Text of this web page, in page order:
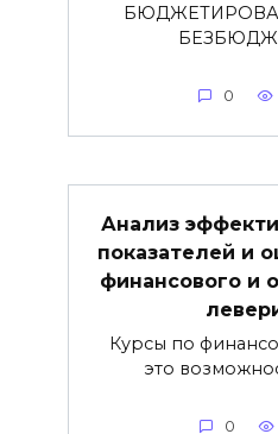
0
Анализ
показателей и
финансового и
Курсы по
это
0